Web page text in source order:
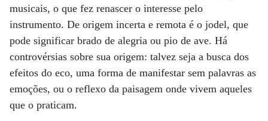
musicais, o que fez renascer o interesse pelo
instrumento. De origem incerta e remota é o jodel, que
pode significar brado de alegria ou pio de ave. Há
controvérsias sobre sua origem: talvez seja a busca dos
efeitos do eco, uma forma de manifestar sem palavras as
emoções, ou o reflexo da paisagem onde vivem aqueles
que o praticam.